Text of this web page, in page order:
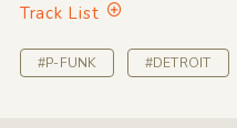
Track List
#P-FUNK #DETROIT